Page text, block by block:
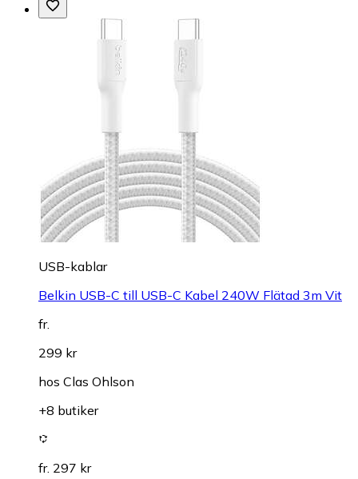
USB-kablar
Belkin USB-C till USB-C Kabel 240W Flätad 3m Vit
fr.
299 kr
hos Clas Ohlson
+8 butiker
fr. 297 kr